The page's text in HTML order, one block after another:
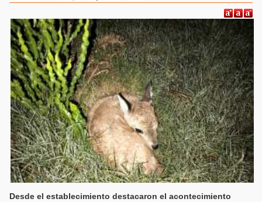
Desde el establecimiento destacaron el acontecimiento